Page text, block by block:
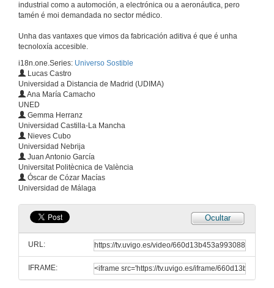
industrial como a automoción, a electrónica ou a aeronáutica, pero
tamén é moi demandada no sector médico.
Unha das vantaxes que vimos da fabricación aditiva é que é unha
tecnoloxía accesible.
i18n.one.Series: Universo Sostible
Lucas Castro
Universidad a Distancia de Madrid (UDIMA)
Ana María Camacho
UNED
Gemma Herranz
Universidad Castilla-La Mancha
Nieves Cubo
Universidad Nebrija
Juan Antonio García
Universitat Politècnica de València
Óscar de Cózar Macías
Universidad de Málaga
Ocultar
URL:
IFRAME:
Existe un segundo cerebro?
15 de maio de 2024
Universo Sostible. Qué é a medicina de complexidade?
24 de abr. de 2024
Universo Sostible. ¿Qué es la medicina de la complejidad? Botón vermello RTVE á carta